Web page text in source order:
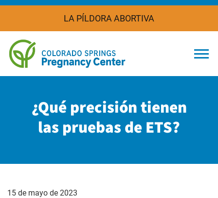
LA PÍLDORA ABORTIVA
¿Qué precisión tienen
las pruebas de ETS?
15 de mayo de 2023